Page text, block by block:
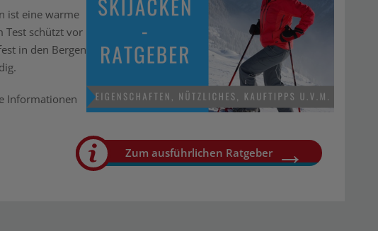
ist eine warme
Test schützt vor
in den Bergen
Informationen
Zum ausführlichen Ratgeber